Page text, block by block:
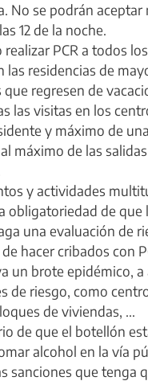
No se podrán aceptar
12 de la noche.
PCR a todos
las residencias de
regresen de
las visitas en los
y máximo de
máximo de las
y actividades
obligatoriedad de que
una evaluación de
hacer cribados con
un brote epidémico, a
de riesgo, como
de viviendas, ...
de que el botellón
alcohol en la vía
sanciones que tenga